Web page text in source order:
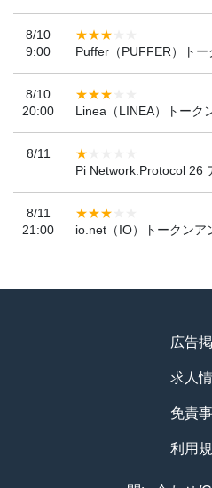
8/10
9:00
Puffer（PUFFER）トー
8/10
20:00
Linea（LINEA）トーク
8/11
Pi Network:Protocol 26
8/11
21:00
io.net（IO）トークンア
広告
求人
免責
利用